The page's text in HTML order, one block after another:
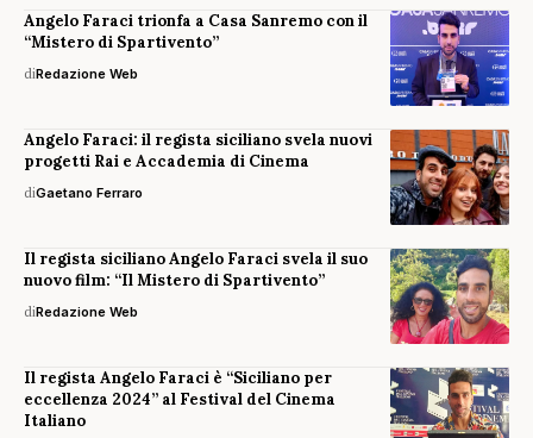
Angelo Faraci trionfa a Casa Sanremo con il
“Mistero di Spartivento”
diRedazione Web
Angelo Faraci: il regista siciliano svela nuovi
progetti Rai e Accademia di Cinema
diGaetano Ferraro
Il regista siciliano Angelo Faraci svela il suo
nuovo film: “Il Mistero di Spartivento”
diRedazione Web
Il regista Angelo Faraci è “Siciliano per
eccellenza 2024” al Festival del Cinema
Italiano